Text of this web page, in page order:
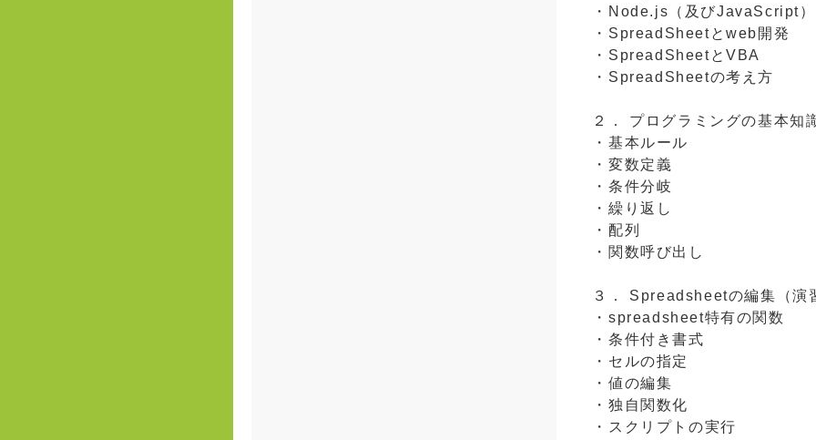
・Node.js（及びJavaScript
・SpreadSheetとweb開発
・SpreadSheetとVBA
・SpreadSheetの考え方
２． プログラミングの基本知
・基本ルール
・変数定義
・条件分岐
・繰り返し
・配列
・関数呼び出し
３． Spreadsheetの編集（演
・spreadsheet特有の関数
・条件付き書式
・セルの指定
・値の編集
・独自関数化
・スクリプトの実行